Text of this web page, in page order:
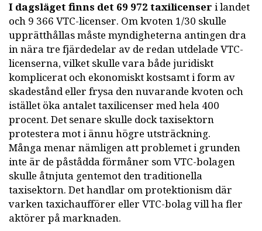
I dagsläget finns det 69 972 taxilicenser i landet
och 9 366 VTC-licenser. Om kvoten 1/30 skulle
upprätthållas måste myndigheterna antingen dra
in nära tre fjärdedelar av de redan utdelade VTC-
licenserna, vilket skulle vara både juridiskt
komplicerat och ekonomiskt kostsamt i form av
skadestånd eller frysa den nuvarande kvoten och
istället öka antalet taxilicenser med hela 400
procent. Det senare skulle dock taxisektorn
protestera mot i ännu högre utsträckning.
Många menar nämligen att problemet i grunden
inte är de påstådda förmåner som VTC-bolagen
skulle åtnjuta gentemot den traditionella
taxisektorn. Det handlar om protektionism där
varken taxichaufförer eller VTC-bolag vill ha fler
aktörer på marknaden.